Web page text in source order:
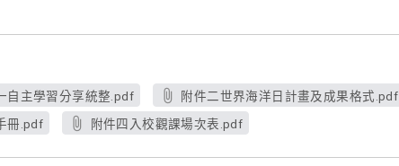
自主學習分享統整.pdf
附件二世界海洋日計畫及成果格式.pdf
冊.pdf
附件四入校觀課場次表.pdf